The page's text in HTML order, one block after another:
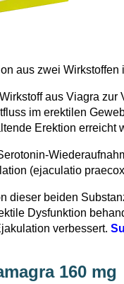
aus zwei Wirkstoffen
aus Viagra zur
im erektilen
Erektion erreicht
(ejaculatio
dieser beiden
Dysfunktion
verbessert.
160 mg